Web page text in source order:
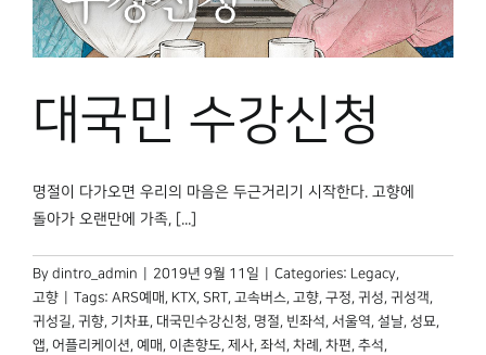
민속 인사이드
원문보기 PDF
박물관 홈페이지
대국민 수강신청
명절이 다가오면 우리의 마음은 두근거리기 시작한다. 고향에
돌아가 오랜만에 가족, [...]
By dintro_admin 2019년 9월 11일 Categories: Legacy,
고향
Tags: ARS예매 , KTX, SRT, 고속버스, 고향, 구정, 귀성, 귀성객,
귀성길, 귀향, 기차표, 대국민수강신청, 명절, 빈좌석, 서울역, 설날, 성묘,
앱, 어플리케이션, 예매 , 이촌향도, 제사, 좌석, 차례 , 차편, 추석,